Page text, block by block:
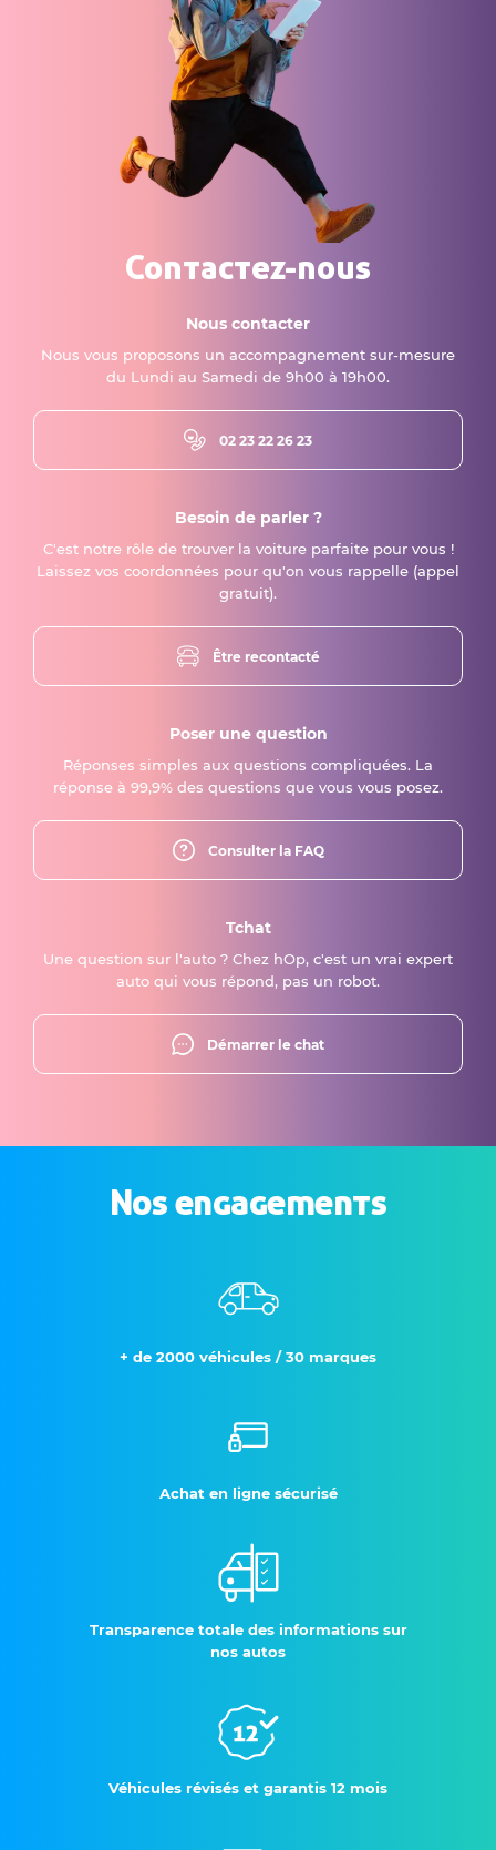
Contactez-nous
Nous contacter
Nous vous proposons un accompagnement sur-mesure
du Lundi au Samedi de 9h00 à 19h00.
02 23 22 26 23
Besoin de parler ?
C'est notre rôle de trouver la voiture parfaite pour vous !
Laissez vos coordonnées pour qu'on vous rappelle (appel
gratuit).
Être recontacté
Poser une question
Réponses simples aux questions compliquées. La
réponse à 99,9% des questions que vous vous posez.
Consulter la FAQ
Tchat
Une question sur l'auto ? Chez hOp, c'est un vrai expert
auto qui vous répond, pas un robot.
Démarrer le chat
Nos engagements
+ de 2000 véhicules / 30 marques
Achat en ligne sécurisé
Transparence totale des informations sur
nos autos
Véhicules révisés et garantis 12 mois